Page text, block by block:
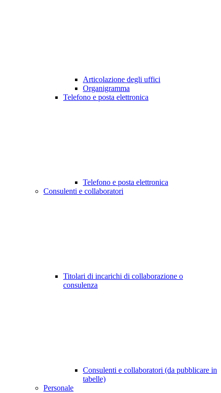
Articolazione degli uffici
Organigramma
Telefono e posta elettronica
Telefono e posta elettronica
Consulenti e collaboratori
Titolari di incarichi di collaborazione o
consulenza
Consulenti e collaboratori (da pubblicare in
tabelle)
Personale